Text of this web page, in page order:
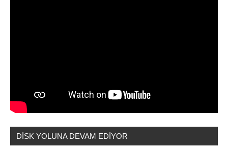
DİSK YOLUNA DEVAM EDİYOR